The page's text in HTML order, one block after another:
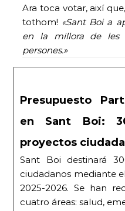
Ara toca votar, així
tothom! «Sant Boi a
en la millora de les
persones.»
Presupuesto
en Sant Boi:
proyectos
Sant Boi destinará
ciudadanos mediante
2025-2026. Se han
cuatro áreas: salud,